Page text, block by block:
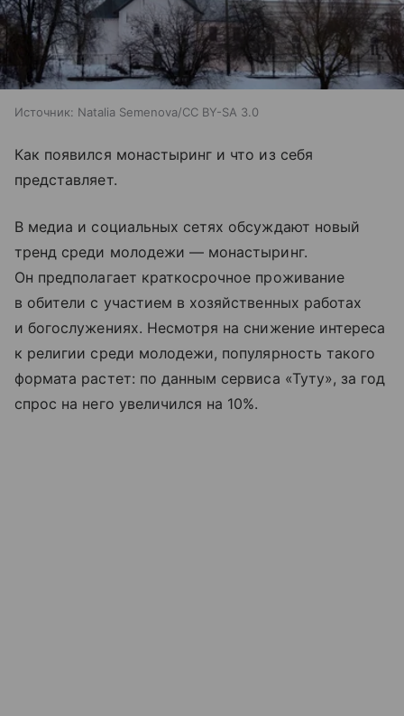
Источник: Natalia Semenova/CC BY-SA 3.0
Как появился монастыринг и что из себя
представляет.
В медиа и социальных сетях обсуждают новый
тренд среди молодежи — монастыринг.
Он предполагает краткосрочное проживание
в обители с участием в хозяйственных работах
и богослужениях. Несмотря на снижение интереса
к религии среди молодежи, популярность такого
формата растет: по данным сервиса «Туту», за год
спрос на него увеличился на 10%.